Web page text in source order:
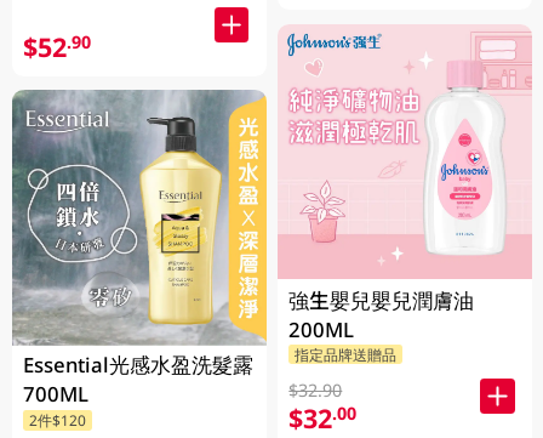
$52.90
Essential光感水盈洗髮露
700ML
2件$120
強生嬰兒嬰兒潤膚油
200ML
指定品牌送贈品
$32.90
$32.00